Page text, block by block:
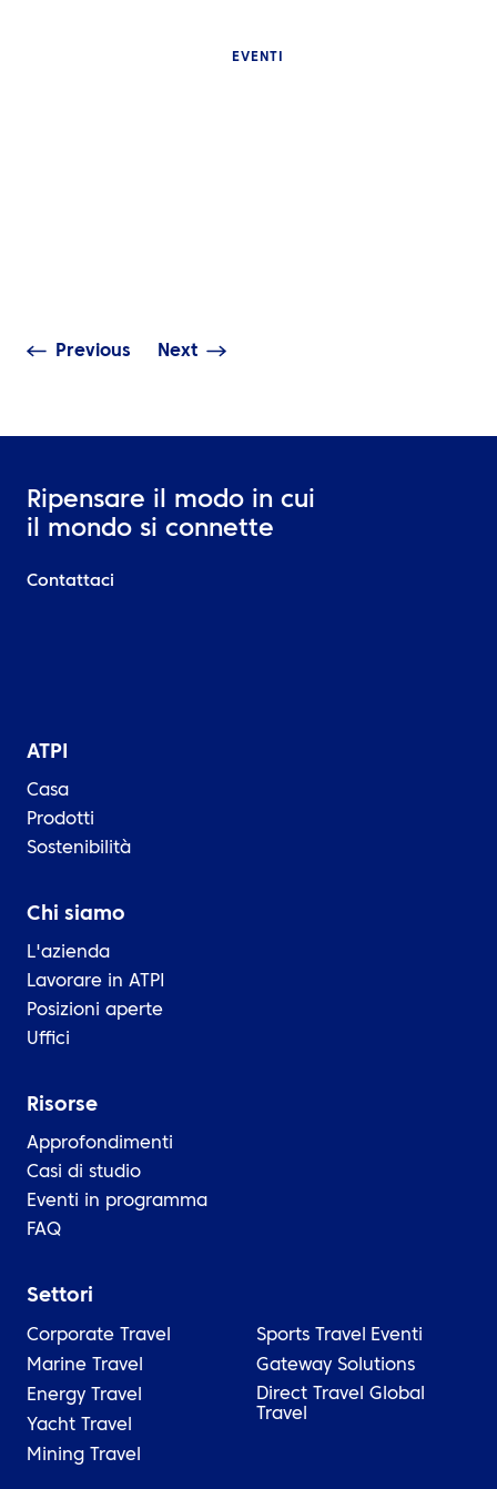
EVENTI
Previous Next
Ripensare il modo in cui
il mondo si connette
Contattaci
ATPI
Casa
Prodotti
Sostenibilità
Chi siamo
L'azienda
Lavorare in ATPI
Posizioni aperte
Uffici
Risorse
Approfondimenti
Casi di studio
Eventi in programma
FAQ
Settori
Corporate Travel
Marine Travel
Energy Travel
Yacht Travel
Mining Travel
Sports Travel
Eventi
Gateway Solutions
Direct Travel Global
Travel